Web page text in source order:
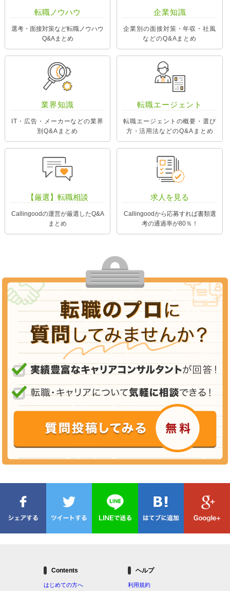
転職ノウハウ
選考・面接対策など転職ノウハウ
Q&Aまとめ
企業知識
企業別の面接対策・年収・社風
などのQ&Aまとめ
業界知識
IT・広告・メーカーなどの業界
別Q&Aまとめ
転職エージェント
転職エージェントの概要・選び
方・活用法などのQ&Aまとめ
【厳選】転職相談
Callingoodの運営が厳選したQ&A
まとめ
求人を見る
Callingoodから応募すれば書類選
考の通過率が80％！
Contents
はじめての方へ
ヘルプ
利用規約